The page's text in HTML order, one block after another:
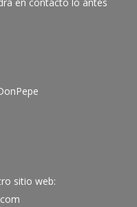
en contacto lo antes
sitio web: